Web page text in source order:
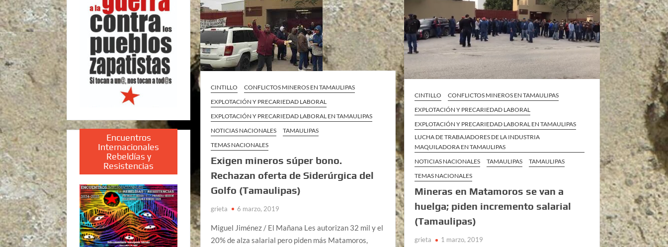
CINTILLO
CONFLICTOS MINEROS EN TAMAULIPAS
EXPLOTACIÓN Y PRECARIEDAD LABORAL
EXPLOTACIÓN Y PRECARIEDAD LABORAL EN TAMAULIPAS
NOTICIAS NACIONALES
TAMAULIPAS
TEMAS NACIONALES
Exigen mineros súper bono.
Rechazan oferta de Siderúrgica del
Golfo (Tamaulipas)
grieta 6 marzo, 2019
Miguel Jiménez / El Mañana Les autorizan 32 mil y el
20% de alza salarial pero piden más Matamoros,
CINTILLO
CONFLICTOS MINEROS EN TAMAULIPAS
EXPLOTACIÓN Y PRECARIEDAD LABORAL
EXPLOTACIÓN Y PRECARIEDAD LABORAL EN TAMAULIPAS
LUCHA DE TRABAJADORES DE LA INDUSTRIA
MAQUILADORA EN TAMAULIPAS
NOTICIAS NACIONALES
TAMAULIPAS
TAMAULIPAS
TEMAS NACIONALES
Mineras en Matamoros se van a
huelga; piden incremento salarial
(Tamaulipas)
grieta 1 marzo, 2019
Encuentros
Internacionales
Rebeldías y
Resistencias